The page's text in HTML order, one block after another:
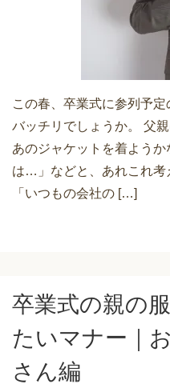
この春、卒業式に参列予
バッチリでしょうか。 父
あのジャケットを着よう
は…」などと、あれこれ考
「いつもの会社の […]
卒業式の親の
たいマナー｜
さん編